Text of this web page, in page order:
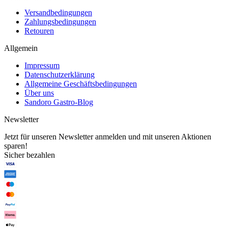
Versandbedingungen
Zahlungsbedingungen
Retouren
Allgemein
Impressum
Datenschutzerklärung
Allgemeine Geschäftsbedingungen
Über uns
Sandoro Gastro-Blog
Newsletter
Jetzt für unseren Newsletter anmelden und mit unseren Aktionen
sparen!
Sicher bezahlen